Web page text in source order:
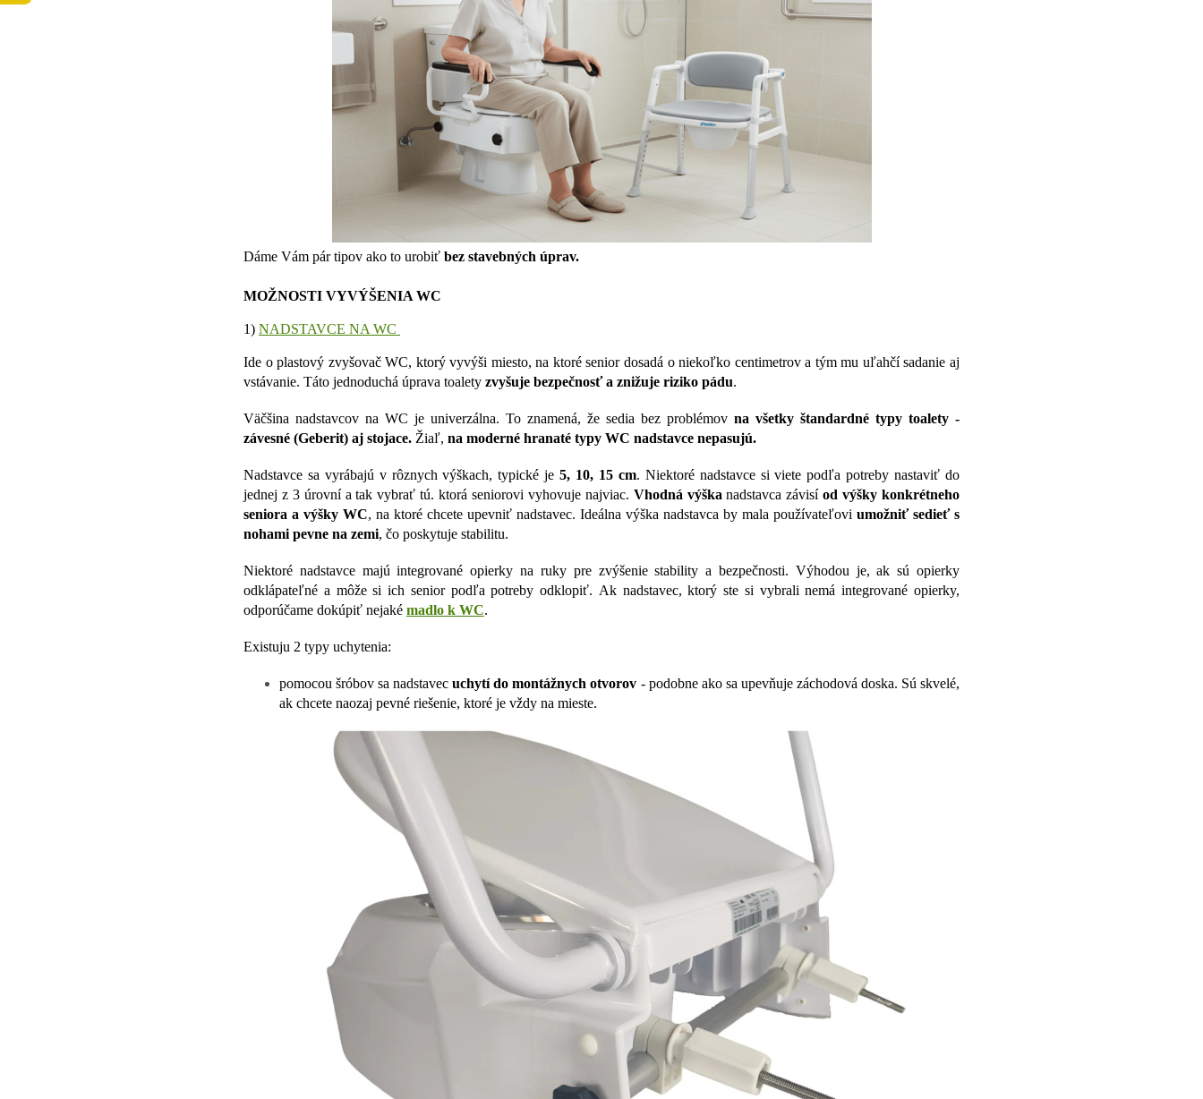
Dáme Vám pár tipov ako to urobiť bez stavebných úprav.
MOŽNOSTI VYVÝŠENIA WC
1) NADSTAVCE NA WC
Ide o plastový zvyšovač WC, ktorý vyvýši miesto, na ktoré senior dosadá o niekoľko centimetrov a tým mu uľahčí sadanie aj
vstávanie. Táto jednoduchá úprava toalety zvyšuje bezpečnosť a znižuje riziko pádu.
Väčšina nadstavcov na WC je univerzálna. To znamená, že sedia bez problémov na všetky štandardné typy toalety -
závesné (Geberit) aj stojace. Žiaľ, na moderné hranaté typy WC nadstavce nepasujú.
Nadstavce sa vyrábajú v rôznych výškach, typické je5, 10, 15 cm. Niektoré nadstavce si viete podľa potreby nastaviť do
jednej z 3 úrovní a tak vybrať tú. ktorá seniorovi vyhovuje najviac. Vhodná výškanadstavca závisíod výšky konkrétneho
seniora a výšky WC, na ktoré chcete upevniť nadstavec. Ideálna výška nadstavca by mala používateľovi umožniť sedieť s
nohami pevne na zemi, čo poskytuje stabilitu.
Niektoré nadstavce majú integrované opierky na ruky pre zvýšenie stability a bezpečnosti. Výhodou je, ak sú opierky
odklápateľné a môže si ich senior podľa potreby odklopiť. Ak nadstavec, ktorý ste si vybrali nemá integrované opierky,
odporúčame dokúpiť nejaké madlo k WC.
Existuju 2 typy uchytenia:
pomocou šróbov sa nadstavecuchytí do montážnych otvorov - podobne ako sa upevňuje záchodová doska. Sú skvelé,
ak chcete naozaj pevné riešenie, ktoré je vždy na mieste.